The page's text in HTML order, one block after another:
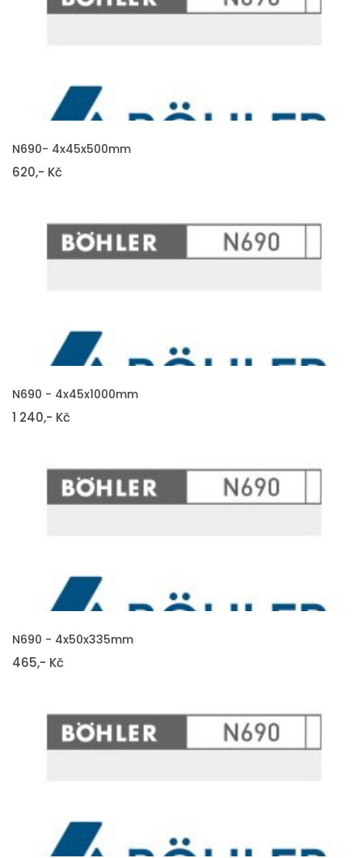
VLOŽIT DO KOŠÍKU
N690- 4x45x500mm
620,- Kč
VLOŽIT DO KOŠÍKU
N690 - 4x45x1000mm
1 240,- Kč
VLOŽIT DO KOŠÍKU
N690 - 4x50x335mm
465,- Kč